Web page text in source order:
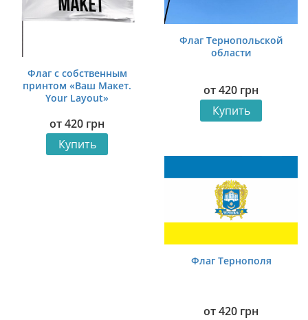
Флаг с собственным
принтом «Ваш Макет.
Your Layout»
от420 грн
Купить
Флаг Тернопольской
области
от420 грн
Купить
Флаг Тернополя
от420 грн